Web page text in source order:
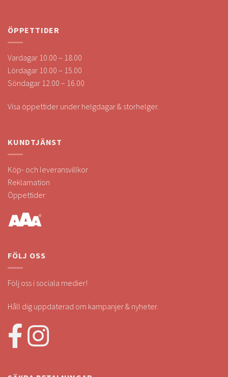
ÖPPETTIDER
Vardagar 10.00 – 18.00
Lördagar 10.00 – 15.00
Söndagar 12.00 – 16.00
Visa öppettider under helgdagar & storhelger.
KUNDTJÄNST
Köp- och leveransvillkor
Reklamation
Öppettider
FÖLJ OSS
Följ oss i sociala medier!
Håll dig uppdaterad om kampanjer & nyheter.